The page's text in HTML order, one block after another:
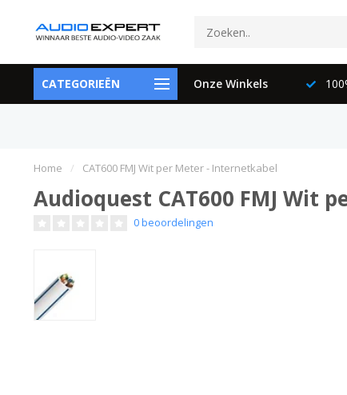
CATEGORIEËN Onze Winkels
073-6897729
Home / CAT600 FMJ Wit per Meter - Internetkabel
Audioquest CAT600 FMJ Wit
0 beoordelingen